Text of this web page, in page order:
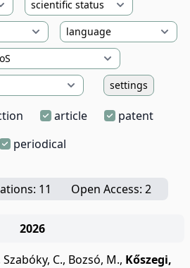
settings
article
patent
periodical
11 Open Access: 2
2026
Szabóky, C., Bozsó, M., Kőszegi,